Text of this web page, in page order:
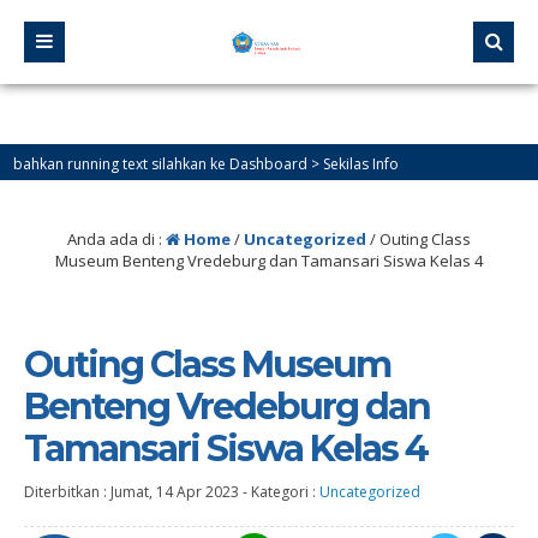
text silahkan ke Dashboard > Sekilas Info
Anda ada di : Home/ Uncategorized /Outing Class
Museum Benteng Vredeburg dan Tamansari Siswa Kelas 4
Outing Class Museum
Benteng Vredeburg dan
Tamansari Siswa Kelas 4
Diterbitkan : Jumat, 14 Apr 2023 - Kategori : Uncategorized